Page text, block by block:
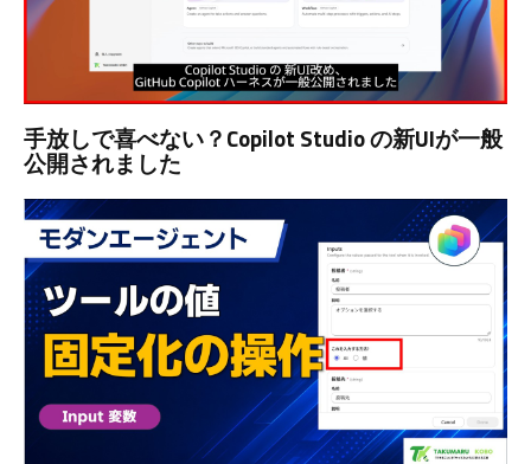
手放しで喜べない？Copilot Studio の新UIが一般
公開されました